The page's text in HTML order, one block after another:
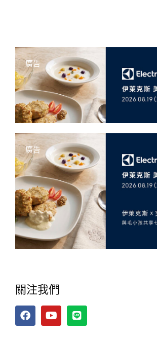
廣告
廣告
關注我們